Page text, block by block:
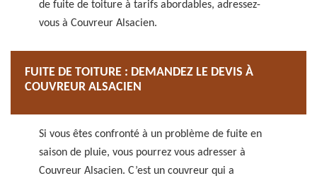
de fuite de toiture à tarifs abordables, adressez-
vous à Couvreur Alsacien.
FUITE DE TOITURE : DEMANDEZ LE DEVIS À
COUVREUR ALSACIEN
Si vous êtes confronté à un problème de fuite en
saison de pluie, vous pourrez vous adresser à
Couvreur Alsacien. C’est un couvreur qui a